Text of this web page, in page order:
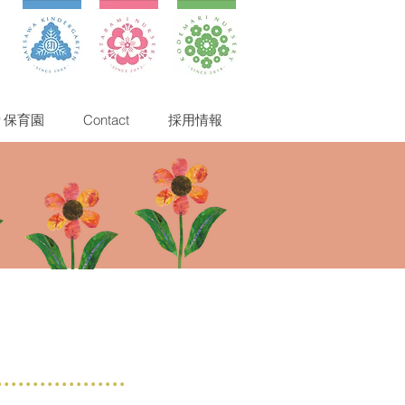
育園 Contact 採用情報